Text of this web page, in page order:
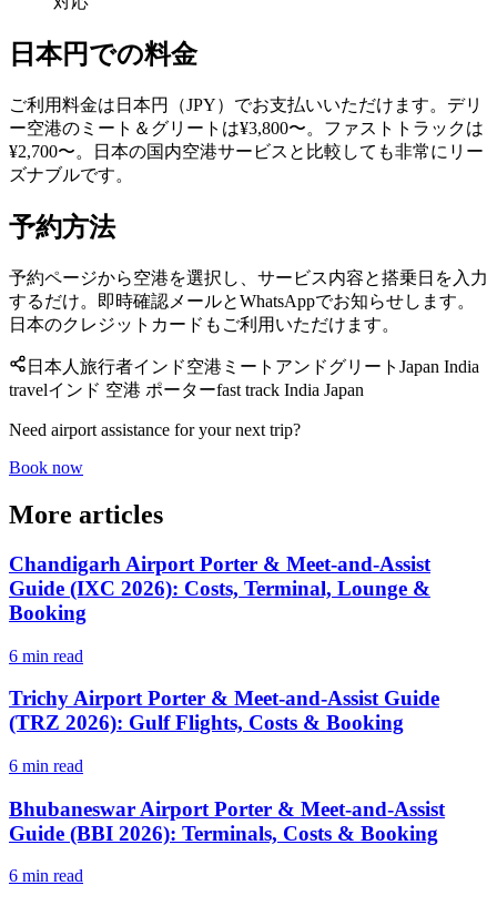
日本円での料金
ご利用料金は日本円（JPY）でお支払いいただけます。デリ
ー空港のミート＆グリートは¥3,800〜。ファストトラックは
¥2,700〜。日本の国内空港サービスと比較しても非常にリー
ズナブルです。
予約方法
予約ページから空港を選択し、サービス内容と搭乗日を入力
するだけ。即時確認メールとWhatsAppでお知らせします。
日本のクレジットカードもご利用いただけます。
日本人旅行者インド空港 ミートアンドグリート Japan India
travelインド 空港 ポーターfast track India Japan
Need airport assistance for your next trip?
Book now
More articles
Chandigarh Airport Porter & Meet-and-Assist
Guide (IXC 2026): Costs, Terminal, Lounge &
Booking
6 min read
Trichy Airport Porter & Meet-and-Assist Guide
(TRZ 2026): Gulf Flights, Costs & Booking
6 min read
Bhubaneswar Airport Porter & Meet-and-Assist
Guide (BBI 2026): Terminals, Costs & Booking
6 min read